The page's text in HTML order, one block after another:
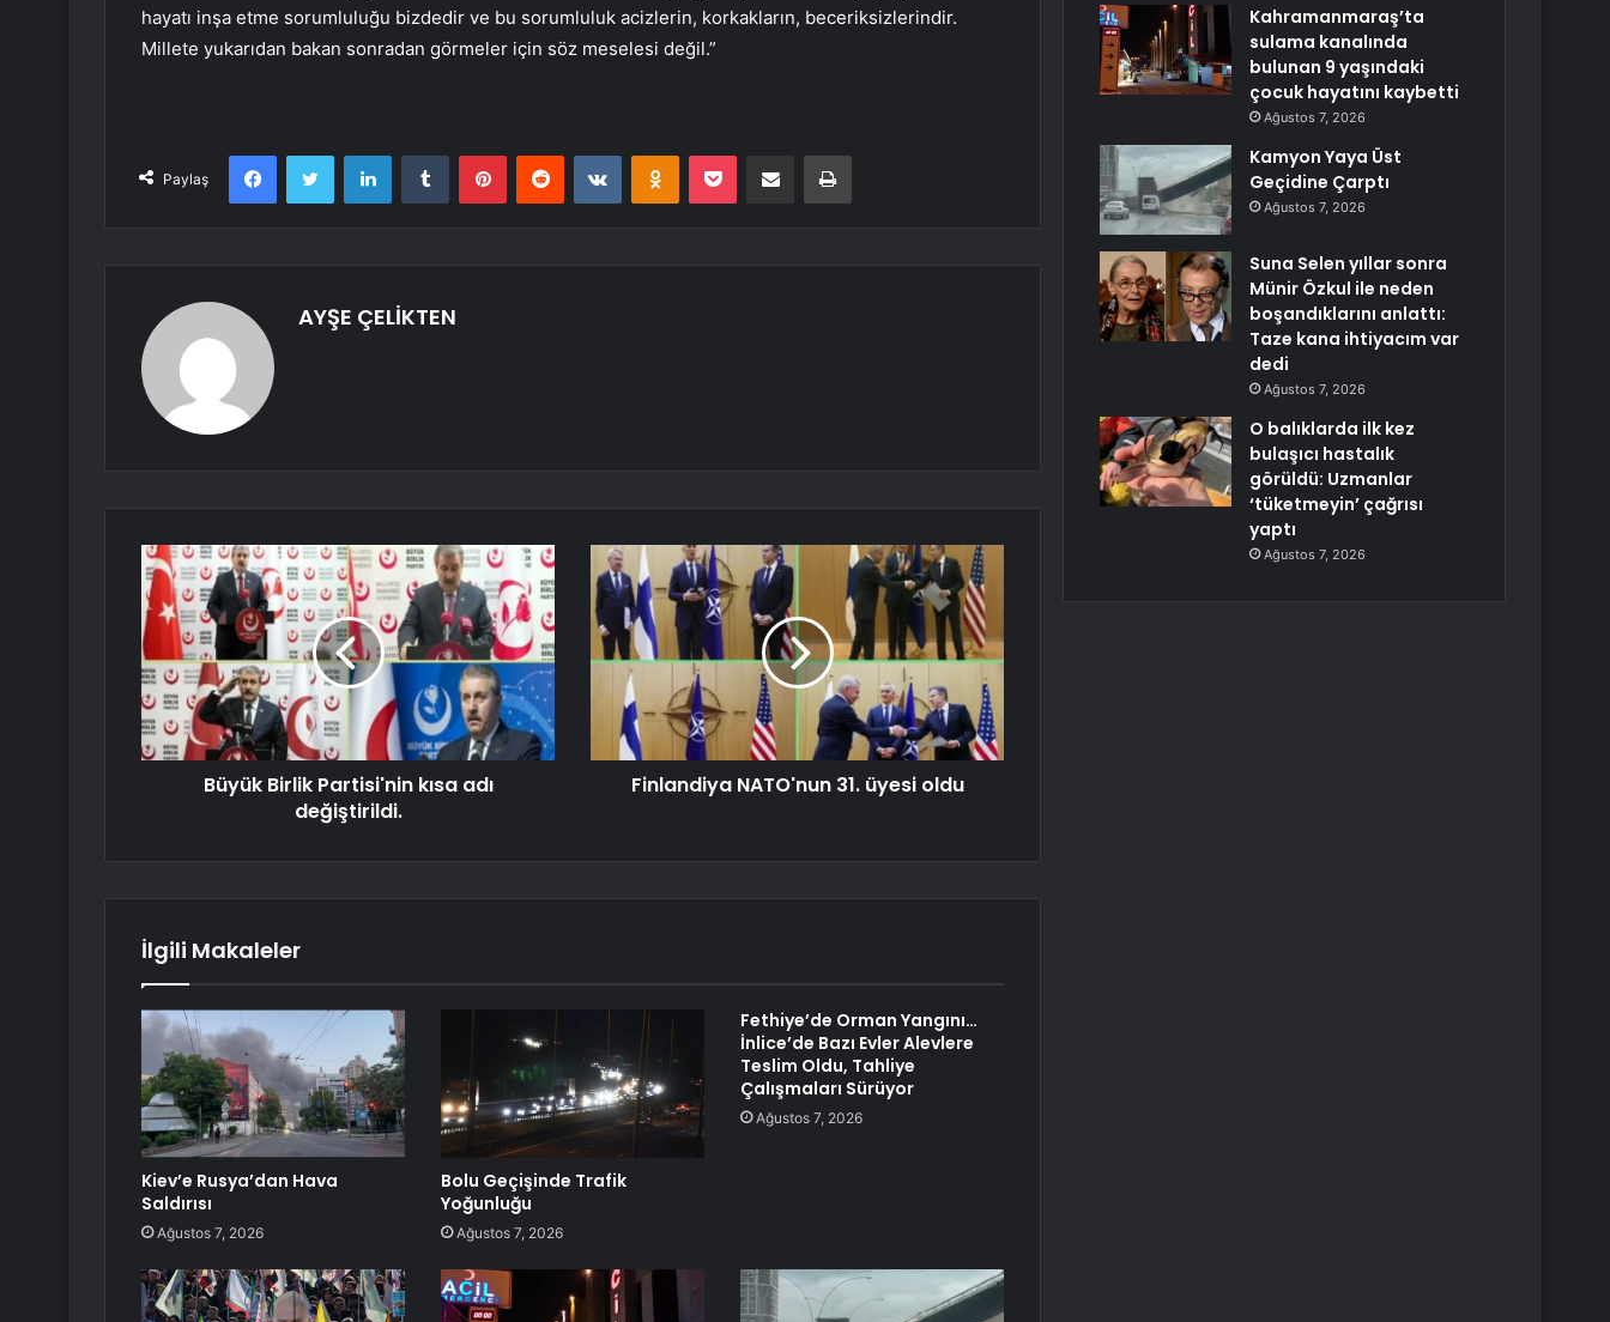
hayatı inşa etme sorumluluğu bizdedir ve bu sorumluluk acizlerin, korkakların, beceriksizlerindir.
Millete yukarıdan bakan sonradan görmeler için söz meselesi değil.”
Paylaş
FacebookTwitter LinkedInTumblr PinterestReddit VKontakteOdnoklassniki
Pocket E-Posta ile paylaş Yazdır
AYŞE ÇELİKTEN
Büyük Birlik Partisi'nin kısa adı
değiştirildi.
Finlandiya NATO'nun 31. üyesi oldu
İlgili Makaleler
Kiev’e Rusya’dan Hava
Saldırısı
Ağustos 7, 2026
Bolu Geçişinde Trafik
Yoğunluğu
Ağustos 7, 2026
Fethiye’de Orman Yangını…
İnlice’de Bazı Evler Alevlere
Teslim Oldu, Tahliye
Çalışmaları Sürüyor
Ağustos 7, 2026
Kahramanmaraş’ta
sulama kanalında
bulunan 9 yaşındaki
çocuk hayatını kaybetti
Ağustos 7, 2026
Kamyon Yaya Üst
Geçidine Çarptı
Ağustos 7, 2026
Suna Selen yıllar sonra
Münir Özkul ile neden
boşandıklarını anlattı:
Taze kana ihtiyacım var
dedi
Ağustos 7, 2026
O balıklarda ilk kez
bulaşıcı hastalık
görüldü: Uzmanlar
‘tüketmeyin’ çağrısı
yaptı
Ağustos 7, 2026